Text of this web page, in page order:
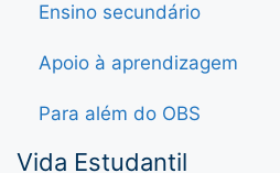
Ensino secundário
Apoio à aprendizagem
Para além do OBS
Vida Estudantil